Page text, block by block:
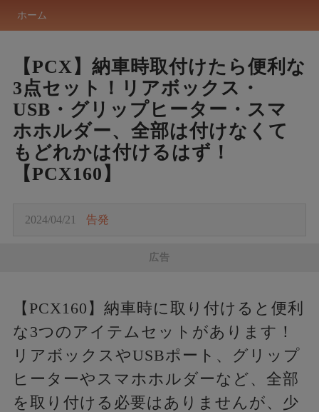
ホーム
【PCX】納車時取付けたら便利な
3点セット！リアボックス・
USB・グリップヒーター・スマ
ホホルダー、全部は付けなくて
もどれかは付けるはず！
【PCX160】
2024/04/21 告発
広告
【PCX160】納車時に取り付けると便利
な3つのアイテムセットがあります！
リアボックスやUSBポート、グリップ
ヒーターやスマホホルダーなど、全部
を取り付ける必要はありませんが、少